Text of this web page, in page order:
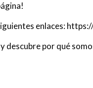
enlaces:
descubre por qué